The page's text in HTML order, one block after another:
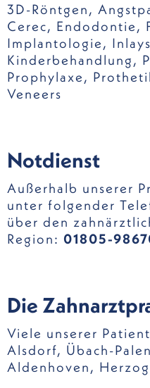
3D-Röntgen,
Cerec, Endodontie,
Implantologie,
Kinderbehandlung,
Prophylaxe,
Veneers
Notdienst
Außerhalb unserer
unter folgender
über den
Region: 01805-
Die
Viele unserer
Alsdorf, Übach-
Aldenhoven,